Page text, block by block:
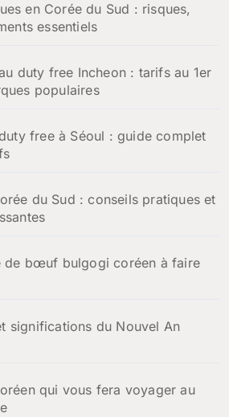
en Corée du Sud : risques,
essentiels
duty free Incheon : tarifs au 1er
populaires
free à Séoul : guide complet
du Sud : conseils pratiques et
de bœuf bulgogi coréen à faire
significations du Nouvel An
qui vous fera voyager au